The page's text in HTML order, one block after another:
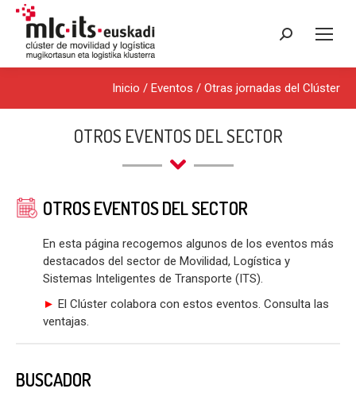
Buscar:
Inicio / Eventos / Otras jornadas del Clúster
OTROS EVENTOS DEL SECTOR
OTROS EVENTOS DEL SECTOR
En esta página recogemos algunos de los eventos más
destacados del sector de Movilidad, Logística y
Sistemas Inteligentes de Transporte (ITS).
► El Clúster colabora con estos eventos. Consulta las
ventajas.
BUSCADOR